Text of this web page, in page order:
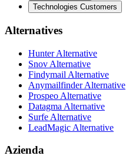
Technologies Customers
Alternatives
Hunter Alternative
Snov Alternative
Findymail Alternative
Anymailfinder Alternative
Prospeo Alternative
Datagma Alternative
Surfe Alternative
LeadMagic Alternative
Azienda